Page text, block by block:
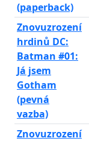
(paperback)
Znovuzrození
hrdinů DC:
Batman #01:
Já jsem
Gotham
(pevná
vazba)
Znovuzrození